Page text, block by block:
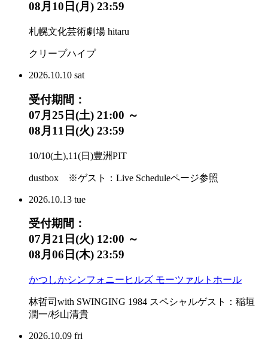
08月10日(月) 23:59
札幌文化芸術劇場 hitaru
クリープハイプ
2026.10.10 sat
受付期間：
07月25日(土) 21:00 ～
08月11日(火) 23:59
10/10(土),11(日)豊洲PIT
dustbox ※ゲスト：Live Scheduleページ参照
2026.10.13 tue
受付期間：
07月21日(火) 12:00 ～
08月06日(木) 23:59
かつしかシンフォニーヒルズ モーツァルトホール
林哲司with SWINGING 1984 スペシャルゲスト：稲垣
潤一/杉山清貴
2026.10.09 fri